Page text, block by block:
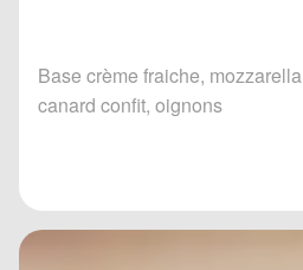
Base crème fraiche,
canard confit, oignons